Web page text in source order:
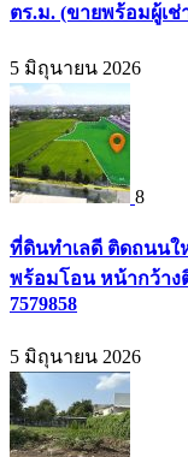
ตร.ม. (ขายพร้อมผู้เช่
5 มิถุนายน 2026
8
ที่ดินทำเลดี ติดถนนใ
พร้อมโอน หน้ากว้าง
7579858
5 มิถุนายน 2026